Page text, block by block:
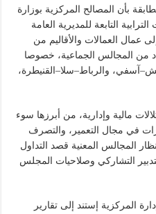
بأن المصالح المركزية بوزارة
التابعة للمديرية العامة
عمال العمالات والأقاليم من
من المجالس الجماعية، خصوصا
والرباط–سلا–القنيطرة،
مالية وإدارية، من أبرزها سوء
في مجال التعمير، والتصرف
المجالس المعنية قصد التداول
التشاركي وصلاحيات المجلس
المركزية إستند إلى تقارير